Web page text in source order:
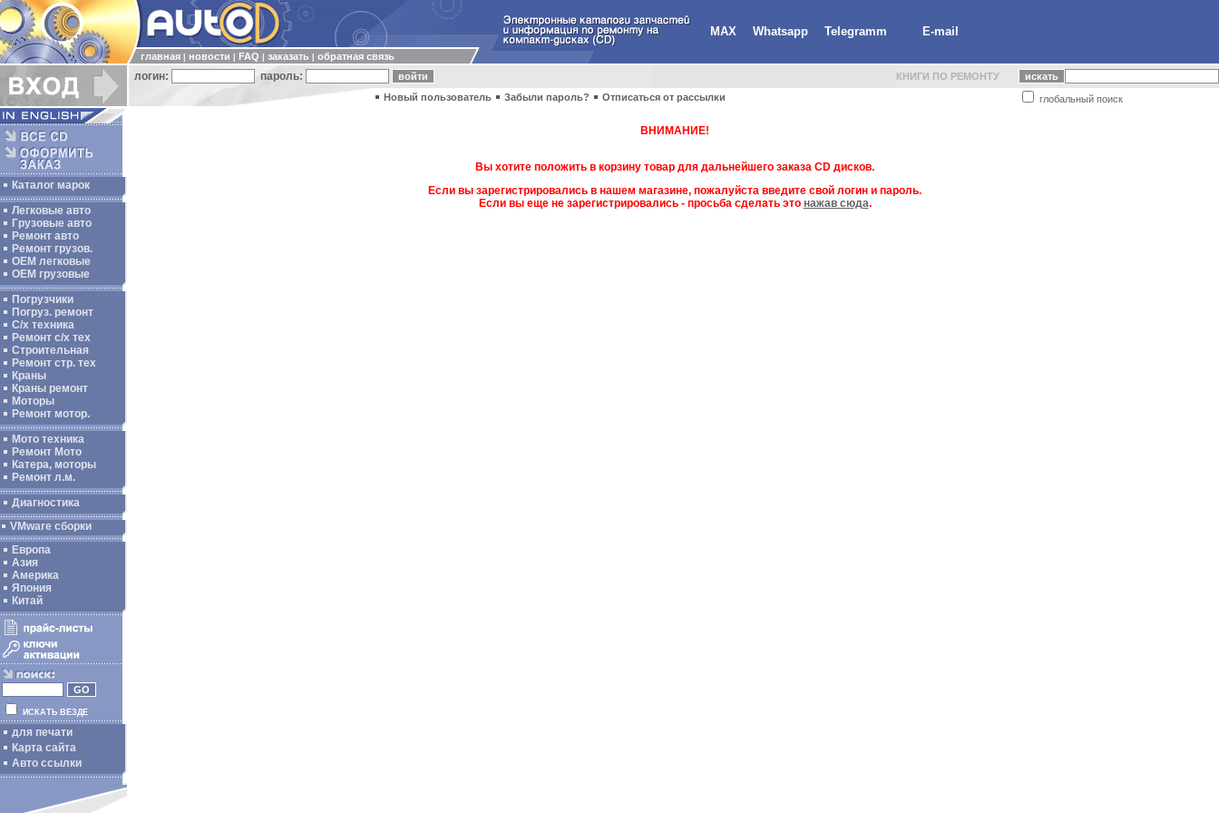
MAX Whatsapp Telegramm E-mail
главная новости FAQ заказать обратная связь
логин: пароль: КНИГИ ПО РЕМОНТУ
глобальный поиск
Новый пользователь Забыли пароль? Отписаться от рассылки
Каталог марок
Легковые авто
Грузовые авто
Ремонт авто
Ремонт грузов.
ОЕМ легковые
OEM грузовые
Погрузчики
Погруз. ремонт
С/х техника
Ремонт с/х тех
Строительная
Ремонт стр. тех
Краны
Краны ремонт
Моторы
Ремонт мотор.
Мото техника
Ремонт Мото
Катера, моторы
Ремонт л.м.
Диагностика
VMware сборки
Европа
Азия
Америка
Япония
Китай
ИСКАТЬ ВЕЗДЕ
для печати
Карта сайта
Авто ссылки
ВНИМАНИЕ!
Вы хотите положить в корзину товар для дальнейшего заказа CD дисков.
Если вы зарегистрировались в нашем магазине, пожалуйста введите свой логин и пароль.
Если вы еще не зарегистрировались - просьба сделать это нажав сюда.